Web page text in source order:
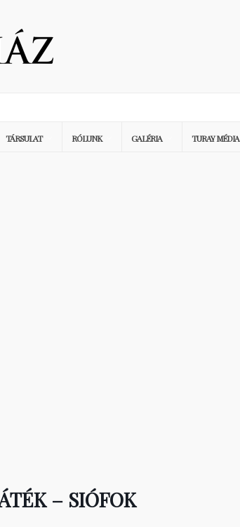
TÁRSULAT RÓLUNK GALÉRIA TURAY MÉDIA
– SIÓFOK